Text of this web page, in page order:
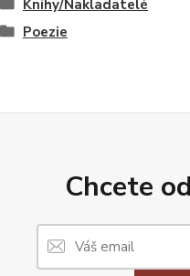
Knihy/Nakladatelé
Poezie
Chcete